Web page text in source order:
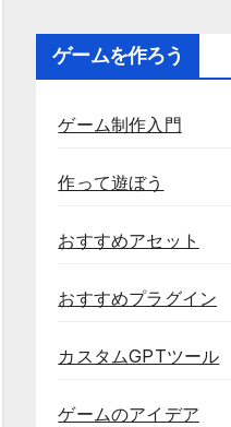
ゲームを作ろう
ゲーム制作入門
作って遊ぼう
おすすめアセット
おすすめプラグイン
カスタムGPTツール
ゲームのアイデア